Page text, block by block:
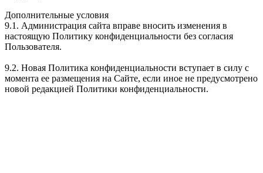
Дополнительные условия
9.1. Администрация сайта вправе вносить изменения в
настоящую Политику конфиденциальности без согласия
Пользователя.
9.2. Новая Политика конфиденциальности вступает в силу с
момента ее размещения на Сайте, если иное не предусмотрено
новой редакцией Политики конфиденциальности.